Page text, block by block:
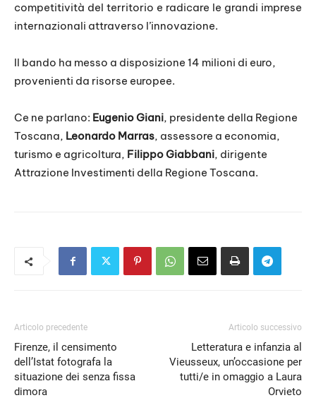
competitività del territorio e radicare le grandi imprese
internazionali attraverso l’innovazione.
Il bando ha messo a disposizione 14 milioni di euro,
provenienti da risorse europee.
Ce ne parlano: Eugenio Giani, presidente della Regione
Toscana, Leonardo Marras, assessore a economia,
turismo e agricoltura, Filippo Giabbani, dirigente
Attrazione Investimenti della Regione Toscana.
Articolo precedente
Firenze, il censimento
dell’Istat fotografa la
situazione dei senza fissa
dimora
Articolo successivo
Letteratura e infanzia al
Vieusseux, un’occasione per
tutti/e in omaggio a Laura
Orvieto